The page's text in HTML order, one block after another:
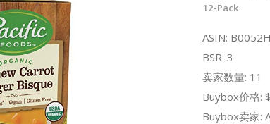
12-Pack
ASIN:
BSR: 3
卖家数量: 11
Buybox价格:
Buybox卖家: